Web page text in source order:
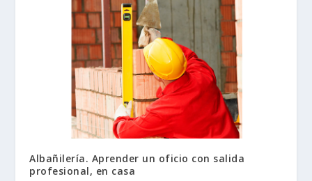
Albañilería. Aprender un oficio con salida
profesional, en casa